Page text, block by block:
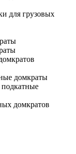
для грузовых
домкраты
домкратов